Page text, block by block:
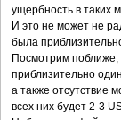
ущербность в таких
И это не может не
была
Посмотрим поближе,
приблизительно
а также отсутствие
всех них будет 2-3